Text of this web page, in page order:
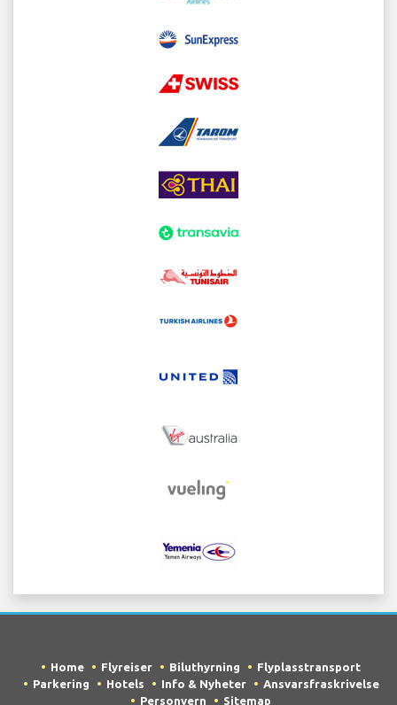
Home Flyreiser Biluthyrning
Flyplasstransport
Parkering
Hotels Info & Nyheter
Ansvarsfraskrivelse
Personvern
Sitemap